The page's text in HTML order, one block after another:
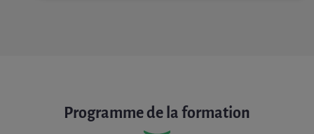
Programme de la formation